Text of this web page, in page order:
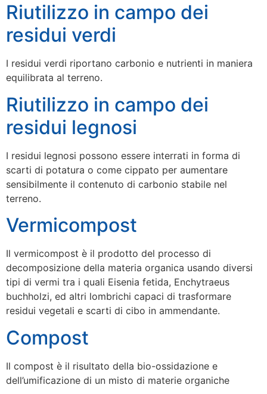
Riutilizzo in campo dei
residui verdi
I residui verdi riportano carbonio e nutrienti in maniera
equilibrata al terreno.
Riutilizzo in campo dei
residui legnosi
I residui legnosi possono essere interrati in forma di
scarti di potatura o come cippato per aumentare
sensibilmente il contenuto di carbonio stabile nel
terreno.
Vermicompost
Il vermicompost è il prodotto del processo di
decomposizione della materia organica usando diversi
tipi di vermi tra i quali Eisenia fetida, Enchytraeus
buchholzi, ed altri lombrichi capaci di trasformare
residui vegetali e scarti di cibo in ammendante.
Compost
Il compost è il risultato della bio-ossidazione e
dell’umificazione di un misto di materie organiche